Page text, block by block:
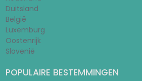
Duitsland
België
Luxemburg
Oostenrijk
Slovenië
POPULAIRE BESTEMMINGEN